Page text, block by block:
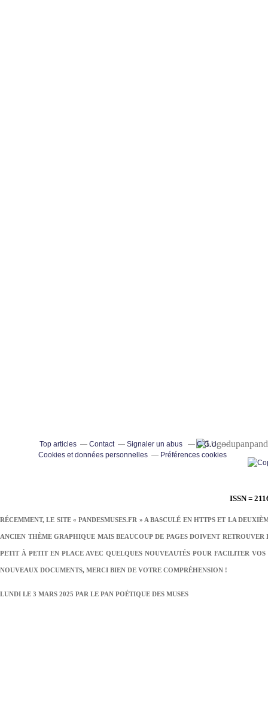
ISSN =
RÉCEMMENT, LE SITE « PANDESMUSES.FR » A BASCULÉ EN HTTPS ET LA
ANCIEN THÈME GRAPHIQUE MAIS BEAUCOUP DE PAGES DOIVENT
PETIT À PETIT EN PLACE AVEC QUELQUES NOUVEAUTÉS POUR FACILITER
NOUVEAUX DOCUMENTS, MERCI BIEN DE VOTRE COMPRÉHENSION !
LUNDI LE 3 MARS 2025 PAR LE PAN POÉTIQUE DES MUSES
Top articles Contact Signaler un abus
C.G.U.
Cookies et données personnelles
Préférences cookies